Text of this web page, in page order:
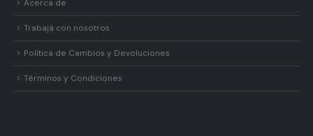
Acerca de
Trabajá con nosotros
Política de Cambios y Devoluciones
Términos y Condiciones